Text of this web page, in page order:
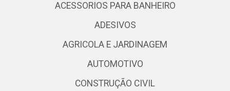
ACESSORIOS PARA BANHEIRO
ADESIVOS
AGRICOLA E JARDINAGEM
AUTOMOTIVO
CONSTRUÇÃO CIVIL